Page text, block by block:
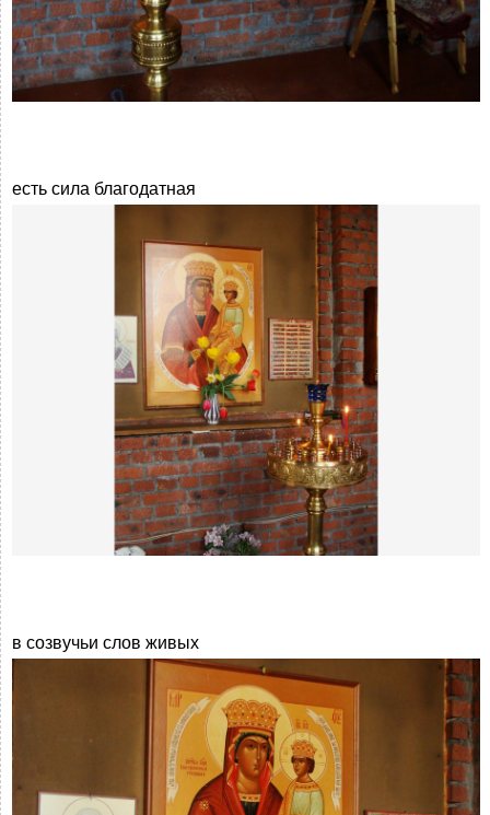
есть сила благодатная
в созвучьи слов живых